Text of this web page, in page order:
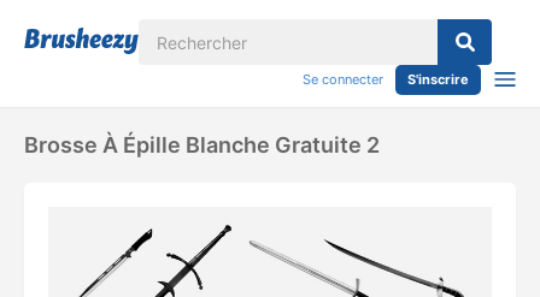
Se connecter S'inscrire
Brosse À Épille Blanche Gratuite 2